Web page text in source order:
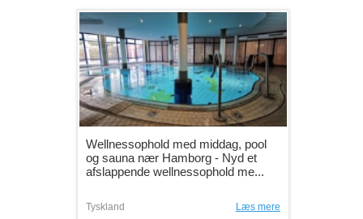
Wellnessophold med middag, pool
og sauna nær Hamborg - Nyd et
afslappende wellnessophold me...
Tyskland Læs mere